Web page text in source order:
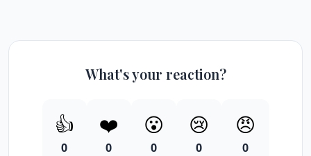
What's your reaction?
👍
0
❤️
0
😮
0
😢
0
😠
0